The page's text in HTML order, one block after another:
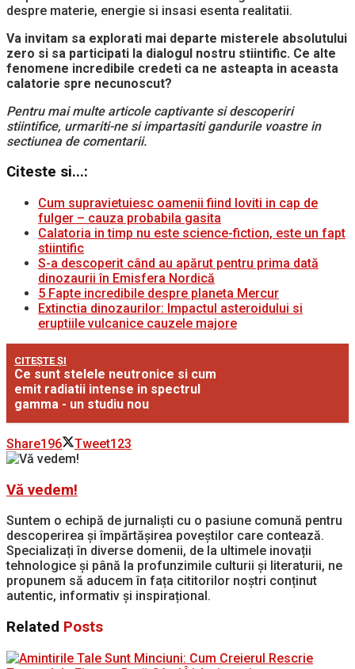
despre materie, energie si insasi esenta realitatii.
Va invitam sa explorati mai departe misterele absolutului
zero si sa participati la dialogul nostru stiintific. Ce alte
fenomene incredibile credeti ca ne asteapta in aceasta
calatorie spre necunoscut?
Pentru mai multe articole captivante si descoperiri
stiintifice, urmariti-ne si impartasiti gandurile voastre in
sectiunea de comentarii.
Citeste si...:
Cum supravietuiesc oamenii fiind loviti in cap de
fulger – cauza probabila gasita
Calatoria in timp nu este science-fiction, este un fapt
stiintific
S-a descoperit când au apărut pentru prima dată
dinozaurii în Emisfera Nordică
5 Fapte incredibile despre planeta Mercur
Extinctia dinozaurilor: Impactul asteroidului si
eruptiile vulcanice cauzele majore
CITEȘTE ȘI
Ce sunt stelele neutronice si cum
emit radiatii intense in spectrul
gamma - un studiu nou
Share196 Tweet123
Vă vedem!
Suntem o echipă de jurnaliști cu o pasiune comună pentru
descoperirea și împărtășirea poveștilor care contează.
Specializați în diverse domenii, de la ultimele inovații
tehnologice și până la profunzimile culturii și literaturii, ne
propunem să aducem în fața cititorilor noștri conținut
autentic, informativ și inspirațional.
Related Posts